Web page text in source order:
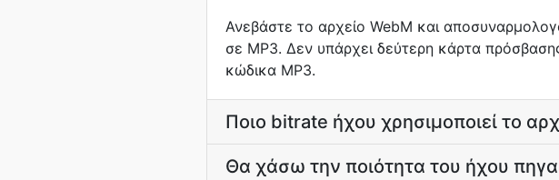
Ανεβάστε το αρχείο WebM και
σε MP3. Δεν υπάρχει δεύτερη κάρτα
κώδικα MP3.
Ποιο bitrate ήχου χρησιμοποιεί το
Θα χάσω την ποιότητα του ήχου